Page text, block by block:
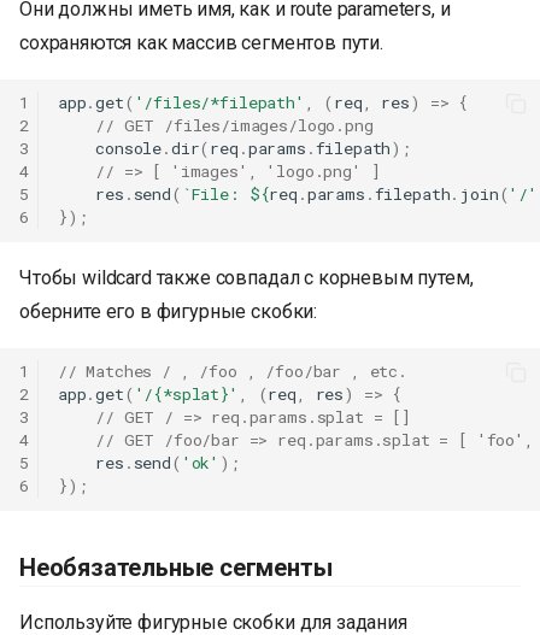
Они должны иметь имя, как и route parameters, и
сохраняются как массив сегментов пути.
1
2
3
4
5
6
app.get( '/files/*filepath' , ( req, res) => {
// GET /files/images/logo.png
console.dir( req .params .filepath);
// => [ 'images', 'logo.png' ]
res . send( `File: ${req .params .filepath. join( '/'
});
Чтобы wildcard также совпадал с корневым путем,
оберните его в фигурные скобки:
1
2
3
4
5
6
// Matches / , /foo , /foo/bar , etc.
app.get( '/{*splat}' , (req, res) => {
// GET / => req.params.splat = []
// GET /foo/bar => req.params.splat = [
res . send( 'ok' );
});
Необязательные сегменты
Используйте фигурные скобки для задания